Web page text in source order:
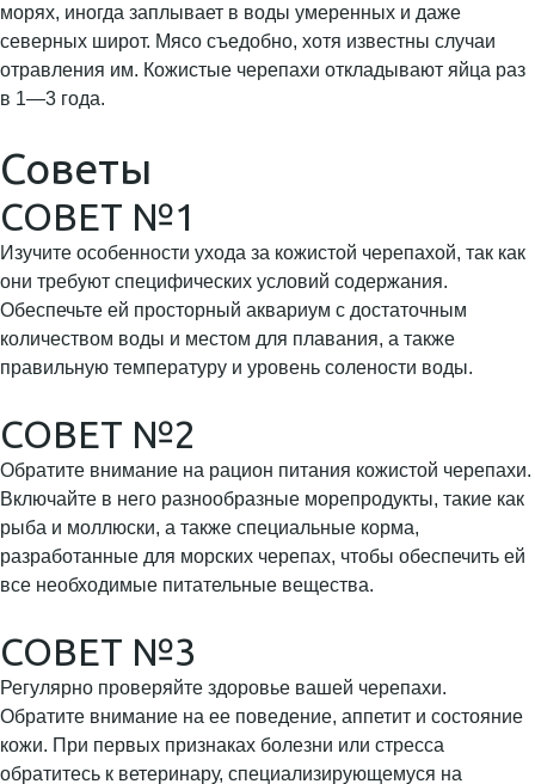
морях, иногда заплывает в воды умеренных и даже
северных широт. Мясо съедобно, хотя известны случаи
отравления им. Кожистые черепахи откладывают яйца раз
в 1—3 года.
Советы
СОВЕТ №1
Изучите особенности ухода за кожистой черепахой, так как
они требуют специфических условий содержания.
Обеспечьте ей просторный аквариум с достаточным
количеством воды и местом для плавания, а также
правильную температуру и уровень солености воды.
СОВЕТ №2
Обратите внимание на рацион питания кожистой черепахи.
Включайте в него разнообразные морепродукты, такие как
рыба и моллюски, а также специальные корма,
разработанные для морских черепах, чтобы обеспечить ей
все необходимые питательные вещества.
СОВЕТ №3
Регулярно проверяйте здоровье вашей черепахи.
Обратите внимание на ее поведение, аппетит и состояние
кожи. При первых признаках болезни или стресса
обратитесь к ветеринару, специализирующемуся на